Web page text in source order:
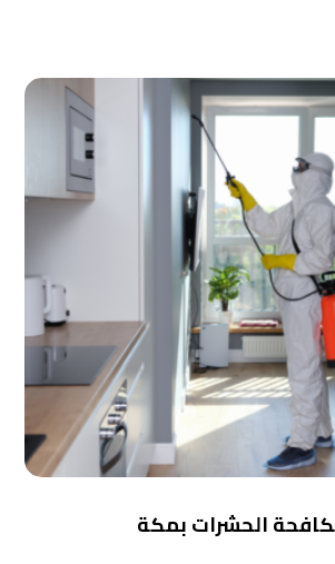
الحشرات بمكة